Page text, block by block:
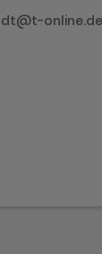
online.de